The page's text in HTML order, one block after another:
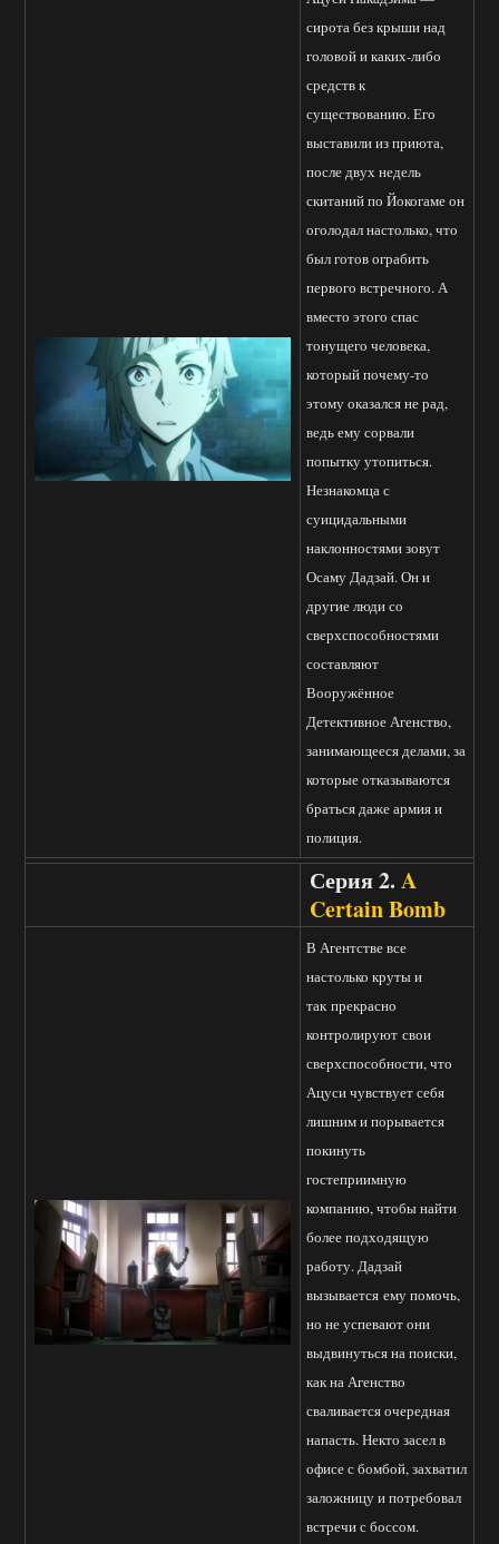
сирота без крыши над
головой и каких-либо
средств к
существованию. Его
выставили из приюта,
после двух недель
скитаний по Йокогаме он
оголодал настолько, что
был готов ограбить
первого встречного. А
вместо этого спас
тонущего человека,
который почему-то
этому оказался не рад,
ведь ему сорвали
попытку утопиться.
Незнакомца с
суицидальными
наклонностями зовут
Осаму Дадзай. Он и
другие люди со
сверхспособностями
составляют
Вооружённое
Детективное Агенство,
занимающееся делами, за
которые отказываются
браться даже армия и
полиция.
Серия 2. A
Certain Bomb
В Агентстве все
настолько круты и
так прекрасно
контролируют свои
сверхспособности, что
Ацуси чувствует себя
лишним и порывается
покинуть
гостеприимную
компанию, чтобы найти
более подходящую
работу. Дадзай
вызывается ему помочь,
но не успевают они
выдвинуться на поиски,
как на Агенство
сваливается очередная
напасть. Некто засел в
офисе с бомбой, захватил
заложницу и потребовал
встречи с боссом.